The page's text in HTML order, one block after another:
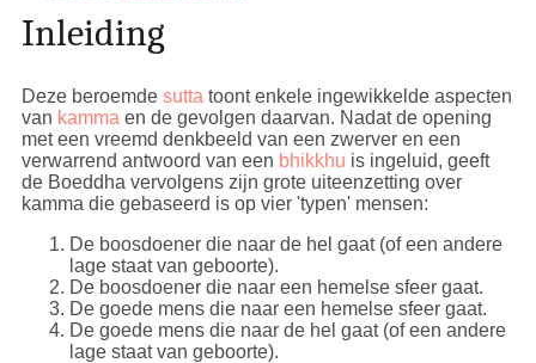
Inleiding
Deze beroemde sutta toont enkele ingewikkelde aspecten
van kamma en de gevolgen daarvan. Nadat de opening
met een vreemd denkbeeld van een zwerver en een
verwarrend antwoord van een bhikkhu is ingeluid, geeft
de Boeddha vervolgens zijn grote uiteenzetting over
kamma die gebaseerd is op vier 'typen' mensen:
De boosdoener die naar de hel gaat (of een andere
lage staat van geboorte).
De boosdoener die naar een hemelse sfeer gaat.
De goede mens die naar een hemelse sfeer gaat.
De goede mens die naar de hel gaat (of een andere
lage staat van geboorte).